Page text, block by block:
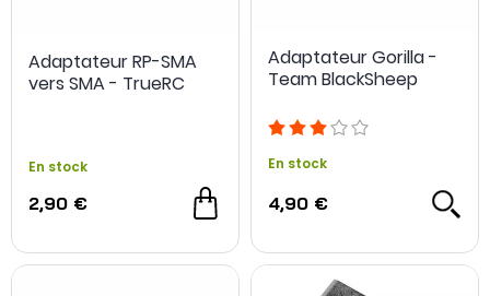
Adaptateur RP-SMA
vers SMA - TrueRC
En stock
2,90 €
Adaptateur Gorilla -
Team BlackSheep
En stock
4,90 €